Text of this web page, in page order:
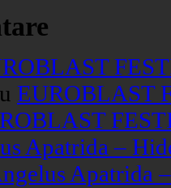
EUROBLAST
Apatrida –
Apatrida